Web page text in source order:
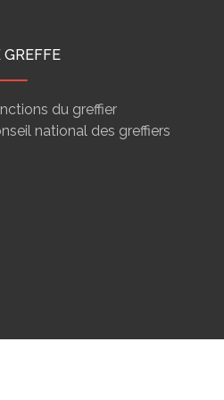
GREFFE
du greffier
national des greffiers